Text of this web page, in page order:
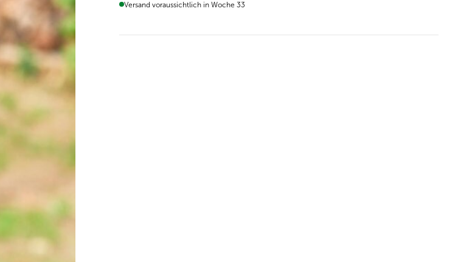
Versand voraussichtlich in Woche 33